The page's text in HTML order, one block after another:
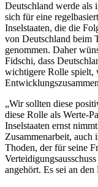
Deutschland werde als
sich für eine
Inselstaaten, die die
von Deutschland beim
genommen. Daher
Fidschi, dass
wichtigere Rolle spielt,
„Wir sollten diese
diese Rolle als Werte-
Inselstaaten ernst
Zusammenarbeit, auch
Thoden, der für seine
angehört. Es sei an